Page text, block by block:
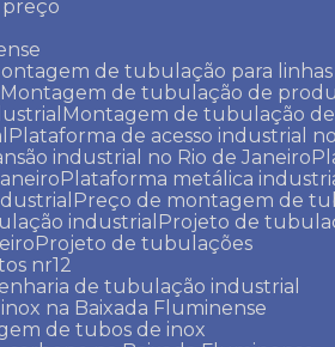
preço
Montagem de tubulação para
Montagem de tubulação de
Montagem de tubulação
Plataforma de acesso industrial
industrial no Rio de Janeiro
Plataforma metálica
Preço de montagem de
industrial
Projeto de
Projeto de tubulações
nr12
de tubulação industrial
na Baixada Fluminense
de tubos de inox